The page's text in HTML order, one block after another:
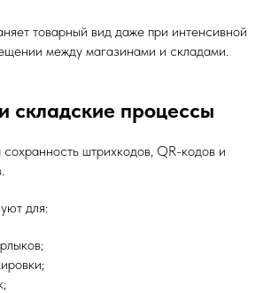
товарный вид даже при интенсивной
между магазинами и складами.
складские процессы
штрихкодов, QR-кодов и
для: